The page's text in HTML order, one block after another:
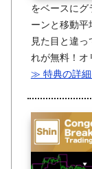
をベースにグ
ーンと移動平
見た目と違
れが無料！オ
≫ 特典の詳細